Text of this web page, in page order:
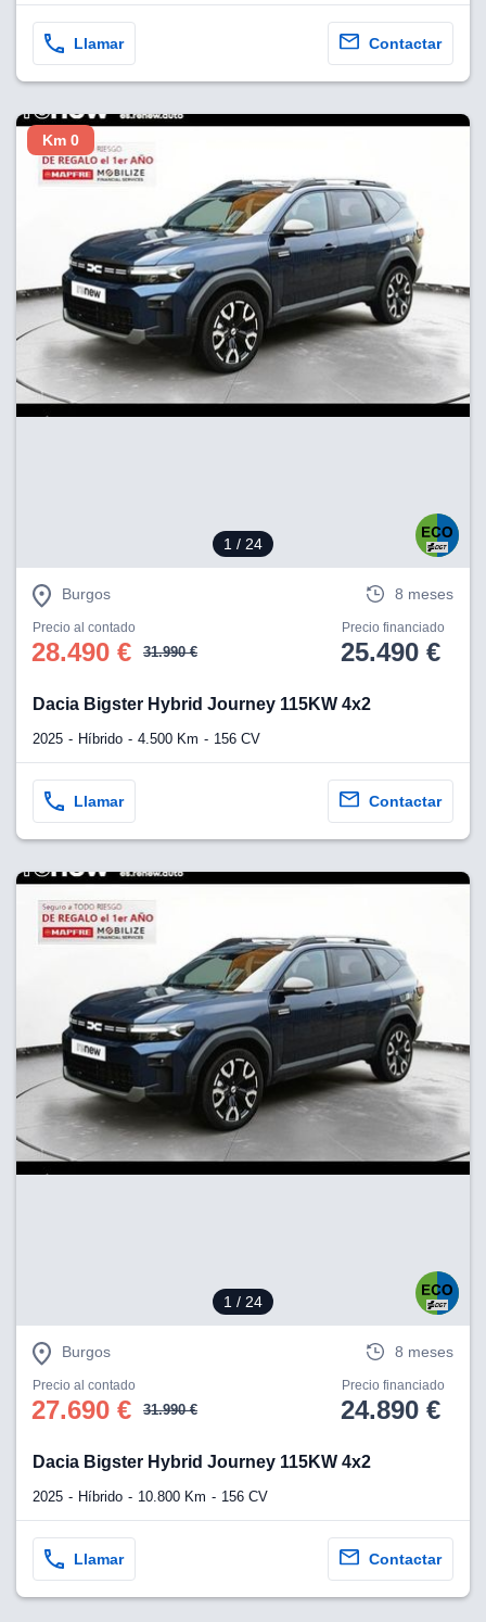
Llamar Contactar
1 / 24
Km 0
Burgos 8 meses
Precio al contado
28.490 € 31.990 €
Precio financiado
25.490 €
Dacia Bigster Hybrid Journey 115KW 4x2
2025 Híbrido 4.500 Km 156 CV
Llamar Contactar
1 / 24
Burgos 8 meses
Precio al contado
27.690 € 31.990 €
Precio financiado
24.890 €
Dacia Bigster Hybrid Journey 115KW 4x2
2025 Híbrido 10.800 Km 156 CV
Llamar Contactar